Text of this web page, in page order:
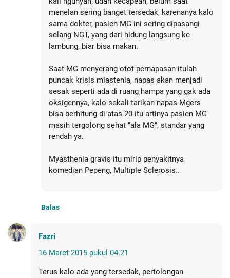
menelan sering banget tersedak, karenanya kalo
sama dokter, pasien MG ini sering dipasangi
selang NGT, yang dari hidung langsung ke
lambung, biar bisa makan.
Saat MG menyerang otot pernapasan itulah
puncak krisis miastenia, napas akan menjadi
sesak seperti ada di ruang hampa yang gak ada
oksigennya, kalo sekali tarikan napas Mgers
bisa berhitung di atas 20 itu artinya pasien MG
masih tergolong sehat "ala MG", standar yang
rendah ya.
Myasthenia gravis itu mirip penyakitnya
komedian Pepeng, Multiple Sclerosis..
Balas
Fazri
16 Maret 2015 pukul 04.21
Terus kalo ada yang tersedak, pertolongan